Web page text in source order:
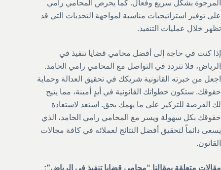
المرجوة بشكل سريع وفعال. كما يحرص المحامي رامي
على توفير استراتيجيات مناسبة لمواجهة التحديات التي قد
تظهر خلال عمليات التنفيذ.
إذا كنت في حاجة إلى أفضل محامي قضايا تنفيذ في
الرياض، فلا تتردد في التواصل مع المحامي رامي الحامد.
اجعل من خبرته القانونية شريكك في تحقيق العدالة وحماية
حقوقك. ستكون خطواتك القانونية في أيدٍ أمينة، مما يتيح
لك الفرصة للتركيز على ما يهمك بحق. استعد لاستعادة
حقوقك بكل سهولة ويسر مع المحامي رامي الحامد، الذي
يسعى دائماً لتحقيق أفضل النتائج لعملائه في كافة مجالات
القانون.
مقالات متعلقة بمقالنا “محامي قضايا تنفيذ في الرياض”: